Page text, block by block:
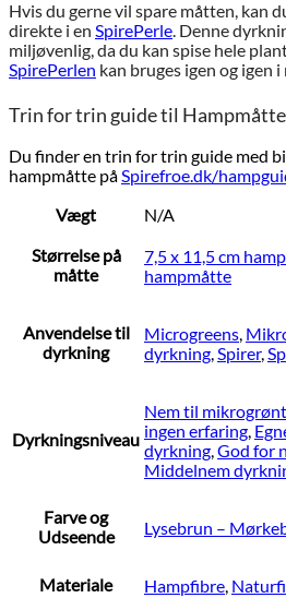
Hvis du gerne vil spare måtten, kan
direkte i en SpirePerle. Denne
miljøvenlig, da du kan spise hele
SpirePerlen kan bruges igen og igen i
Trin for trin guide til Hampmåtte
Du finder en trin for trin guide med
hampmåtte påSpirefroe.dk/
Vægt N/A
Størrelse på
måtte
7,5 x 11,5 cm
hampmåtte
Anvendelse til
dyrkning
Microgreens,
dyrkning,Spirer,
Dyrkningsniveau
Nem til mikrogrønt
ingen erfaring,
dyrkning,God for
Middelnem
Farve og
Udseende
Lysebrun –
Materiale Hampfibre,